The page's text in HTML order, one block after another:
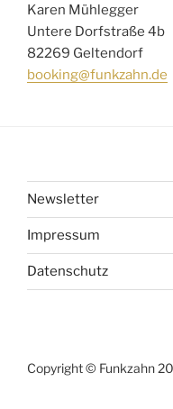
Karen Mühlegger
Untere Dorfstraße 4b
82269 Geltendorf
booking@funkzahn.de
Newsletter
Impressum
Datenschutz
Copyright © Funkzahn